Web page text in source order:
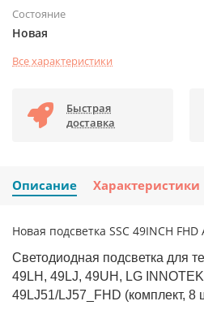
Состояние
Новая
Все характеристики
Быстрая
доставка
Описание Характеристики
Новая подсветка SSC 49INCH FHD
Светодиодная подсветка для
49LH, 49LJ, 49UH, LG
49LJ51/LJ57_FHD (комплект, 8